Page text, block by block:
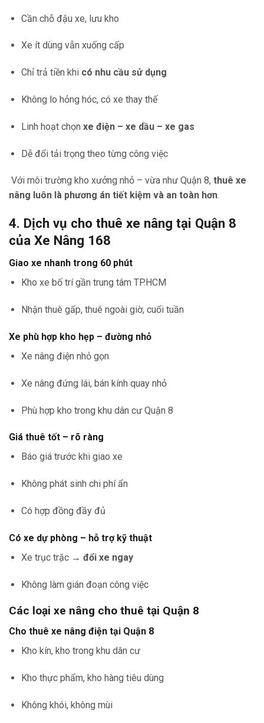
Cần chỗ đậu xe, lưu kho
Xe ít dùng vẫn xuống cấp
Chỉ trả tiền khi có nhu cầu sử dụng
Không lo hỏng hóc, có xe thay thế
Linh hoạt chọn xe điện – xe dầu – xe gas
Dễ đổi tải trọng theo từng công việc
Với môi trường kho xưởng nhỏ – vừa như Quận 8, thuê xe
nâng luôn là phương án tiết kiệm và an toàn hơn.
4. Dịch vụ cho thuê xe nâng tại Quận 8
của Xe Nâng 168
Giao xe nhanh trong 60 phút
Kho xe bố trí gần trung tâm TP.HCM
Nhận thuê gấp, thuê ngoài giờ, cuối tuần
Xe phù hợp kho hẹp – đường nhỏ
Xe nâng điện nhỏ gọn
Xe nâng đứng lái, bán kính quay nhỏ
Phù hợp kho trong khu dân cư Quận 8
Giá thuê tốt – rõ ràng
Báo giá trước khi giao xe
Không phát sinh chi phí ẩn
Có hợp đồng đầy đủ
Có xe dự phòng – hỗ trợ kỹ thuật
Xe trục trặc → đổi xe ngay
Không làm gián đoạn công việc
Các loại xe nâng cho thuê tại Quận 8
Cho thuê xe nâng điện tại Quận 8
Kho kín, kho trong khu dân cư
Kho thực phẩm, kho hàng tiêu dùng
Không khói, không mùi